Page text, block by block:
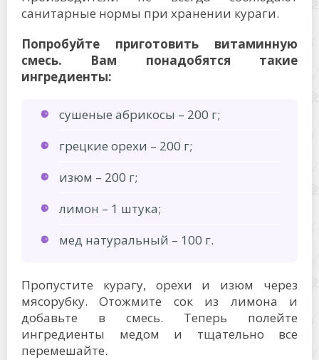
санитарные нормы при хранении кураги.
Попробуйте приготовить витаминную
смесь. Вам понадобятся такие
ингредиенты:
сушеные абрикосы – 200 г;
грецкие орехи – 200 г;
изюм – 200 г;
лимон – 1 штука;
мед натуральный – 100 г.
Пропустите курагу, орехи и изюм через
мясорубку. Отожмите сок из лимона и
добавьте в смесь. Теперь полейте
ингредиенты медом и тщательно все
перемешайте.